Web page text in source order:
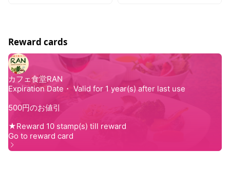
Reward cards